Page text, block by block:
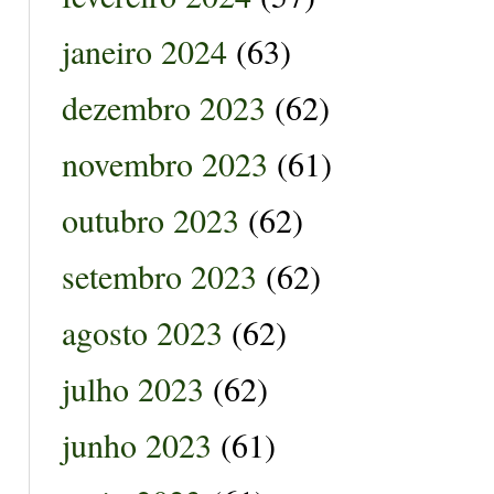
janeiro 2024 (63)
dezembro 2023 (62)
novembro 2023 (61)
outubro 2023 (62)
setembro 2023 (62)
agosto 2023 (62)
julho 2023 (62)
junho 2023 (61)